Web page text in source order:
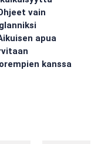
vain
apua
kanssa